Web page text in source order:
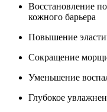
Восстановление
кожного барьера
Повышение
Сокращение
Уменьшение
Глубокое